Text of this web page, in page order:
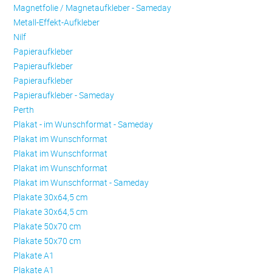
Magnetfolie / Magnetaufkleber - Sameday
Metall-Effekt-Aufkleber
Nilf
Papieraufkleber
Papieraufkleber
Papieraufkleber
Papieraufkleber - Sameday
Perth
Plakat - im Wunschformat - Sameday
Plakat im Wunschformat
Plakat im Wunschformat
Plakat im Wunschformat
Plakat im Wunschformat - Sameday
Plakate 30x64,5 cm
Plakate 30x64,5 cm
Plakate 50x70 cm
Plakate 50x70 cm
Plakate A1
Plakate A1